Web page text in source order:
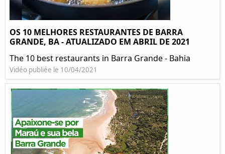
OS 10 MELHORES RESTAURANTES DE BARRA
GRANDE, BA - ATUALIZADO EM ABRIL DE 2021
The 10 best restaurants in Barra Grande - Bahia
Vidéo publiée le 10/04/2021